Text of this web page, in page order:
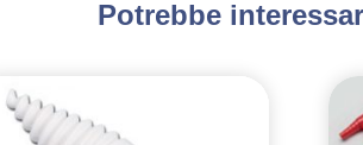
Potrebbe